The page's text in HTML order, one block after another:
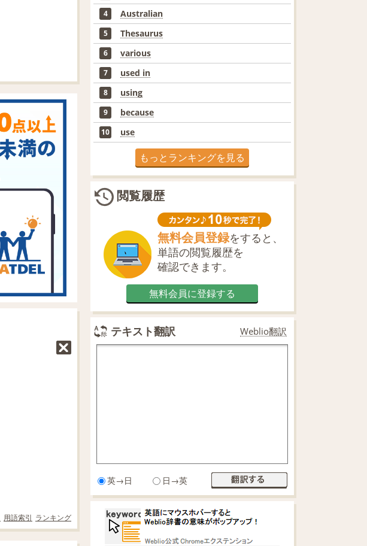
用語索引 ランキング
4 Australian
5 Thesaurus
6 various
7 used in
8 using
9 because
10 use
もっとランキングを見る
閲覧履歴
無料会員登録をすると、
単語の閲覧履歴を
確認できます。
無料会員に登録する
テキスト翻訳 Weblio翻訳
英→日 日→英